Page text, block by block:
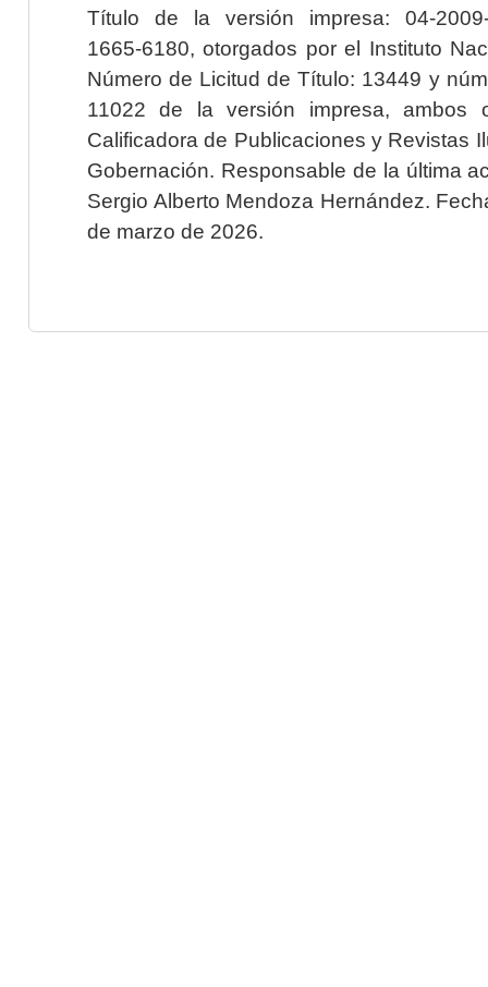
Título de la versión impresa: 04-2009-
1665-6180, otorgados por el Instituto
Número de Licitud de Título: 13449 y
11022 de la versión impresa, ambos
Calificadora de Publicaciones y Revistas
Gobernación. Responsable de la última
Sergio Alberto Mendoza Hernández.
de marzo de 2026.